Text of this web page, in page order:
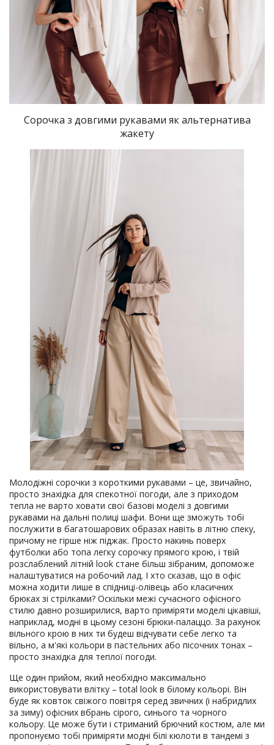
Сорочка з довгими рукавами як альтернатива
жакету
Молодіжні сорочки з короткими рукавами – це, звичайно,
просто знахідка для спекотної погоди, але з приходом
тепла не варто ховати свої базові моделі з довгими
рукавами на дальні полиці шафи. Вони ще зможуть тобі
послужити в багатошарових образах навіть в літню спеку,
причому не гірше ніж піджак. Просто накинь поверх
футболки або топа легку сорочку прямого крою, і твій
розслаблений літній look стане більш зібраним, допоможе
налаштуватися на робочий лад. І хто сказав, що в офіс
можна ходити лише в спідниці-олівець або класичних
брюках зі стрілками? Оскільки межі сучасного офісного
стилю давно розширилися, варто приміряти моделі цікавіші,
наприклад, модні в цьому сезоні брюки-палаццо. За рахунок
вільного крою в них ти будеш відчувати себе легко та
вільно, а м'які кольори в пастельних або пісочних тонах –
просто знахідка для теплої погоди.
Ще один прийом, який необхідно максимально
використовувати влітку – total look в білому кольорі. Він
буде як ковток свіжого повітря серед звичних (і набридлих
за зиму) офісних вбрань сірого, синього та чорного
кольору. Це може бути і стриманий брючний костюм, але ми
пропонуємо тобі приміряти модні білі кюлоти в тандемі з